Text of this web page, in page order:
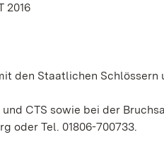
2016
den Staatlichen
CTS sowie bei der
oder Tel. 01806-700733.